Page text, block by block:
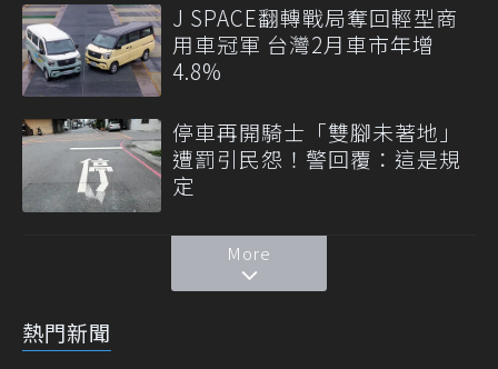
J SPACE翻轉戰局奪回輕型商
用車冠軍 台灣2月車市年增
4.8%
停車再開騎士「雙腳未著地」
遭罰引民怨！警回覆：這是規
定
More
熱門新聞